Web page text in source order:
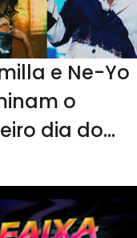
e Ne-Yo
o
dia do